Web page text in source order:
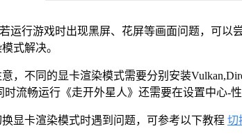
运行游戏时出现黑屏、花屏等画面问题，可以
式解决。
意，不同的显卡渲染模式需要分别安装
时流畅运行《走开外星人》还需要在设置中心-
换显卡渲染模式时遇到问题，可参考以下教程 切